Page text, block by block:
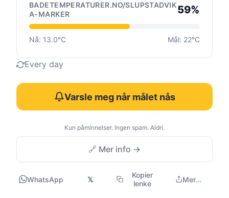
BADETEMPERATURER.NO/SLUPSTADVIK
A-MARKER
59%
Nå: 13.0°C Mål: 22°C
Every day
Varsle meg når målet nås
Kun påminnelser. Ingen spam. Aldri.
🔗 Mer info →
WhatsApp 𝕏
Kopier
lenke
Mer...